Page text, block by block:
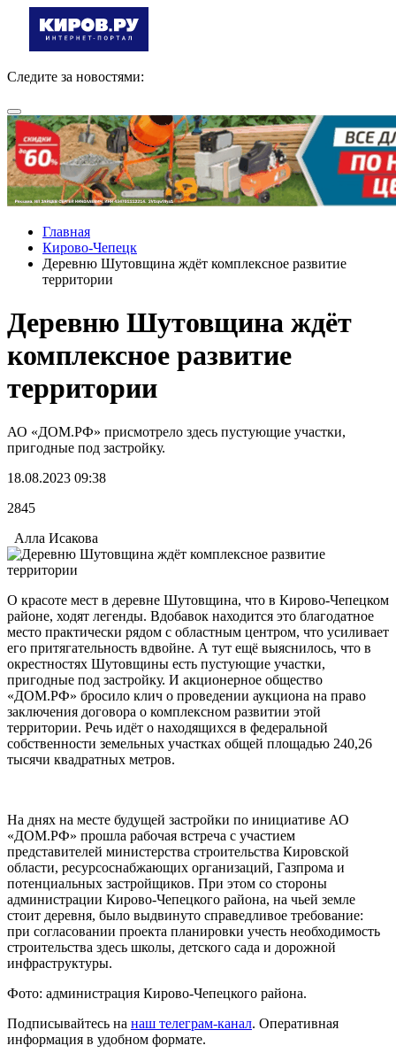
Следите за новостями:
Главная
Кирово-Чепецк
Деревню Шутовщина ждёт комплексное развитие
территории
Деревню Шутовщина ждёт
комплексное развитие
территории
АО «ДОМ.РФ» присмотрело здесь пустующие участки,
пригодные под застройку.
18.08.2023 09:38
2845
Алла Исакова
О красоте мест в деревне Шутовщина, что в Кирово-Чепецком
районе, ходят легенды. Вдобавок находится это благодатное
место практически рядом с областным центром, что усиливает
его притягательность вдвойне. А тут ещё выяснилось, что в
окрестностях Шутовщины есть пустующие участки,
пригодные под застройку. И акционерное общество
«ДОМ.РФ» бросило клич о проведении аукциона на право
заключения договора о комплексном развитии этой
территории. Речь идёт о находящихся в федеральной
собственности земельных участках общей площадью 240,26
тысячи квадратных метров.
На днях на месте будущей застройки по инициативе АО
«ДОМ.РФ» прошла рабочая встреча с участием
представителей министерства строительства Кировской
области, ресурсоснабжающих организаций, Газпрома и
потенциальных застройщиков. При этом со стороны
администрации Кирово-Чепецкого района, на чьей земле
стоит деревня, было выдвинуто справедливое требование:
при согласовании проекта планировки учесть необходимость
строительства здесь школы, детского сада и дорожной
инфраструктуры.
Фото: администрация Кирово-Чепецкого района.
Подписывайтесь на наш телеграм-канал. Оперативная
информация в удобном формате.